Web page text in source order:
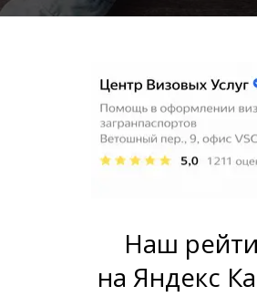
Наш
на Яндекс